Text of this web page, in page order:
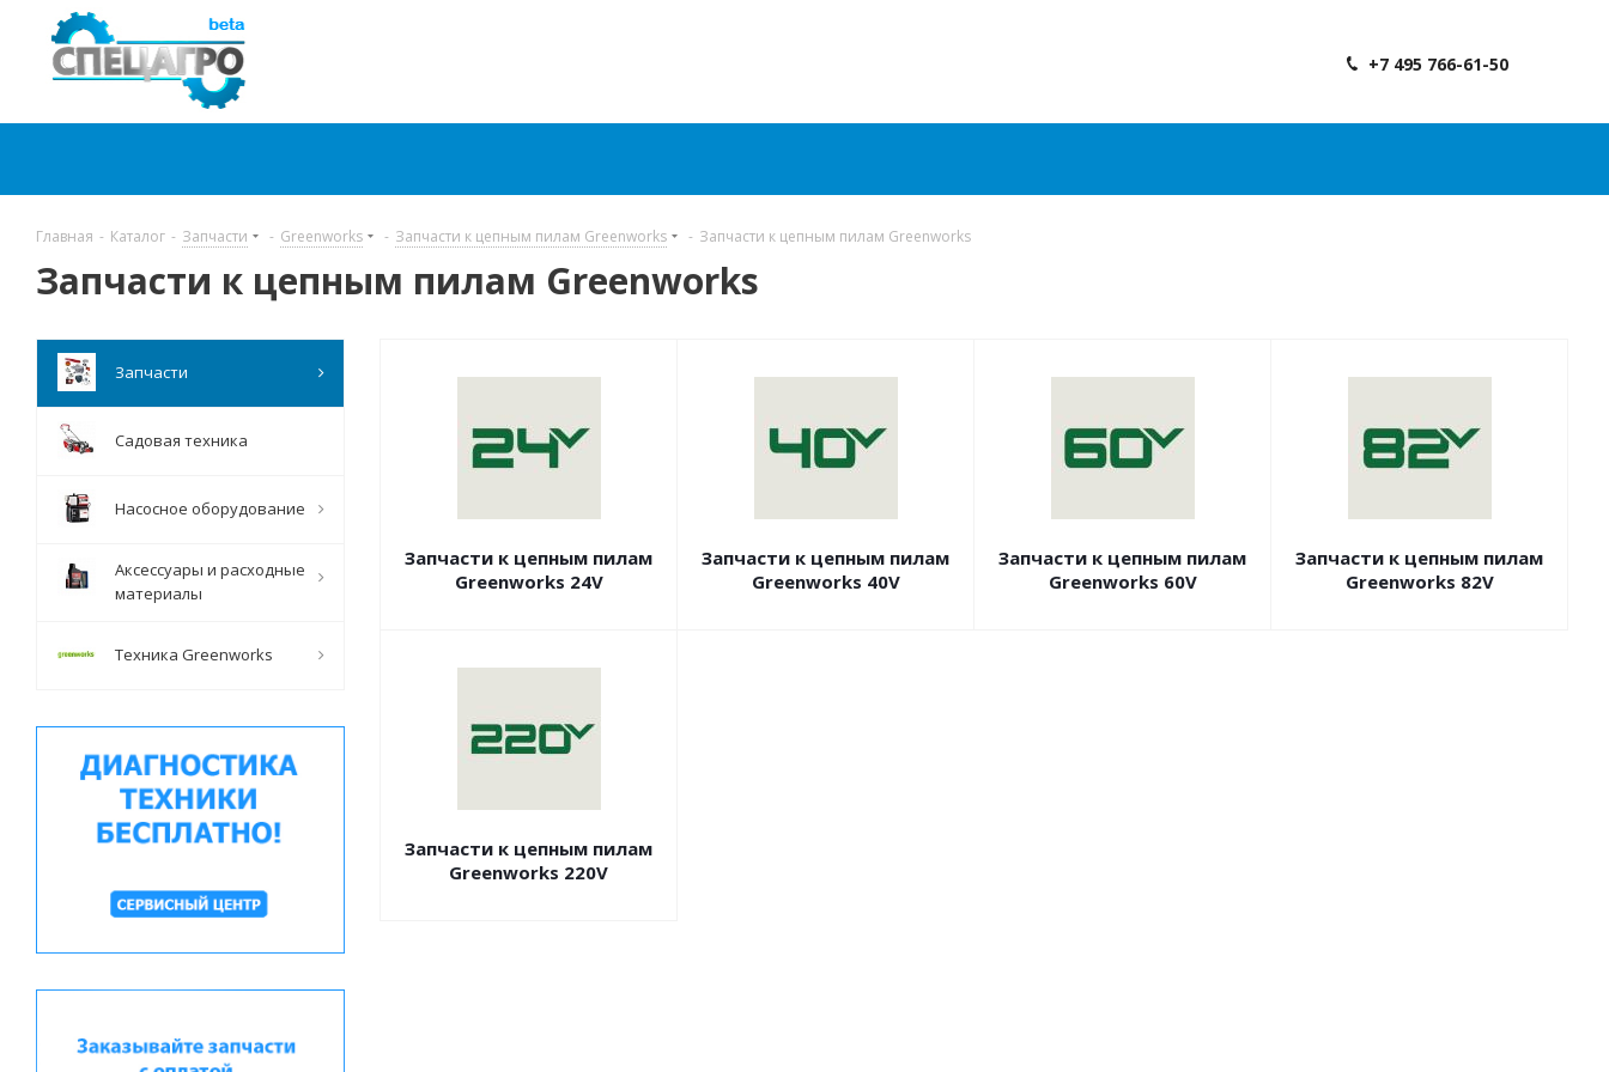
+7 495 766-61-50
Главная - Каталог - Запчасти - Greenworks - Запчасти к цепным пилам Greenworks - Запчасти к цепным пилам Greenworks
Запчасти к цепным пилам Greenworks
Запчасти к цепным пилам
Greenworks 24V
Запчасти к цепным пилам
Greenworks 40V
Запчасти к цепным пилам
Greenworks 60V
Запчасти к цепным пилам
Greenworks 82V
Запчасти к цепным пилам
Greenworks 220V
Запчасти
Садовая техника
Насосное оборудование
Аксессуары и расходные
материалы
Техника Greenworks